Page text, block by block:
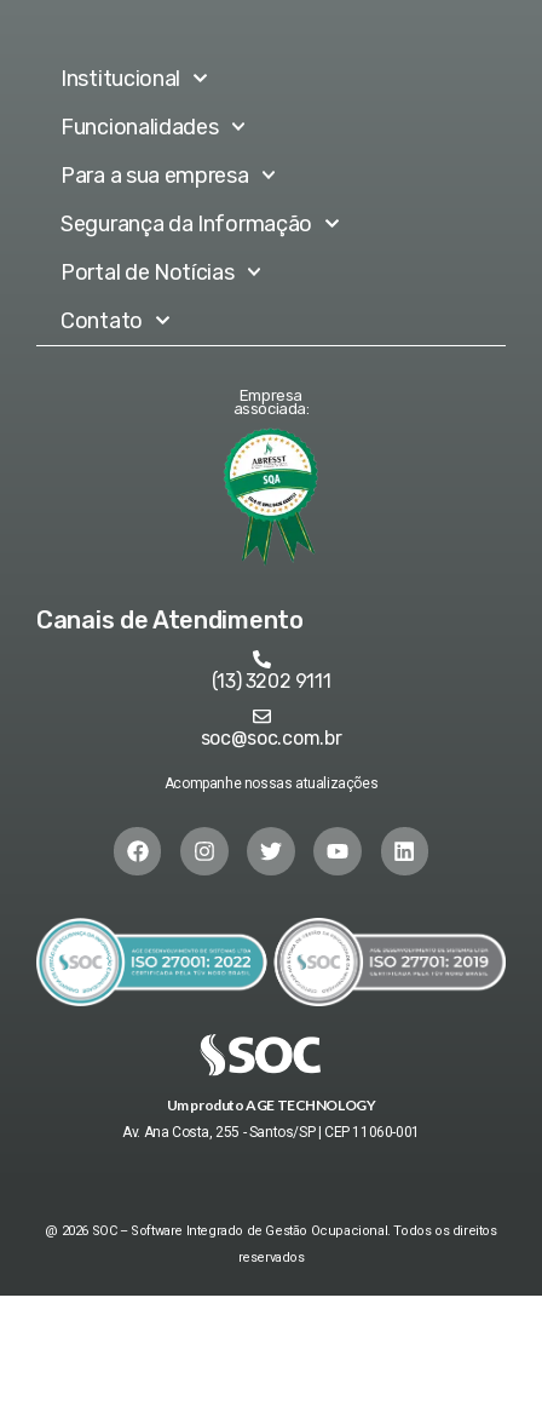
Institucional
Funcionalidades
Para a sua empresa
Segurança da Informação
Portal de Notícias
Contato
Empresa
associada:
Canais de Atendimento
(13) 3202 9111
soc@soc.com.br
Acompanhe nossas atualizações
Um produto AGE TECHNOLOGY
Av. Ana Costa, 255 - Santos/SP | CEP 11060-001
@ 2026 SOC – Software Integrado de Gestão Ocupacional. Todos os direitos
reservados